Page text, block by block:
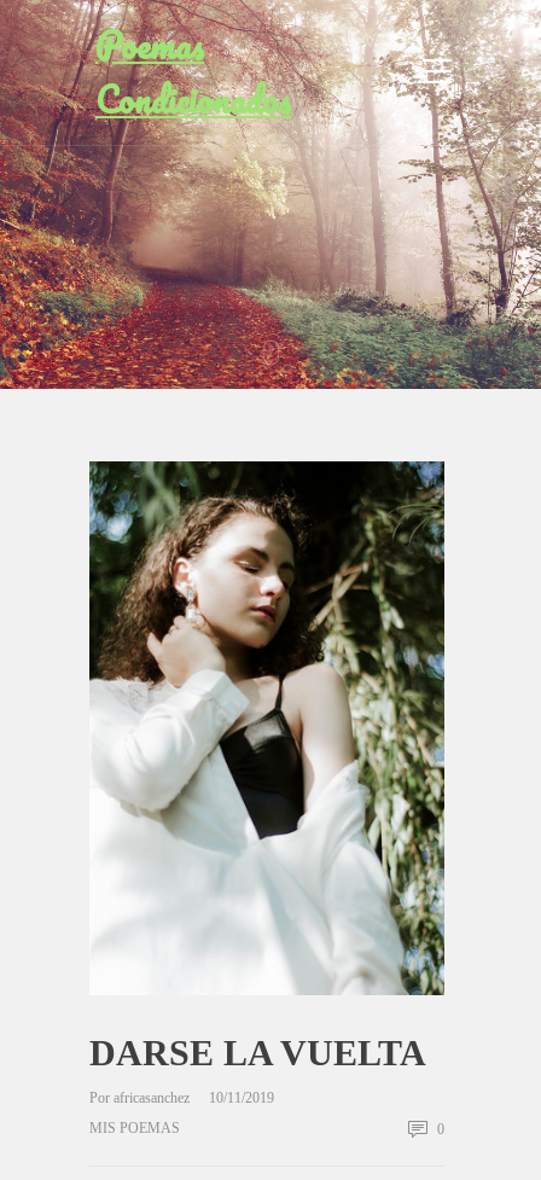
Poemas
Condicionados
DARSE LA VUELTA
Por africasanchez
10/11/2019
MIS POEMAS
0